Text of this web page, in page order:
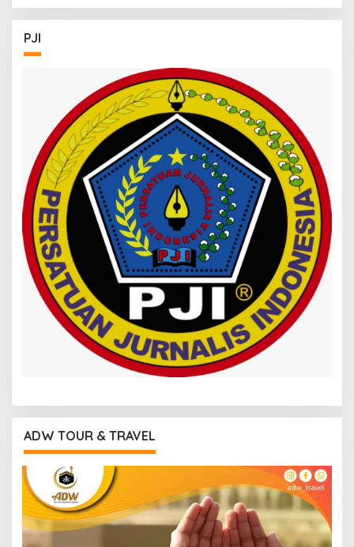
PJI
ADW TOUR & TRAVEL